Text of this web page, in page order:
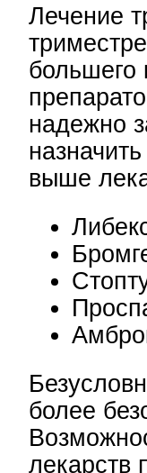
Лечение
большего
надежно
выше
более
лекарств